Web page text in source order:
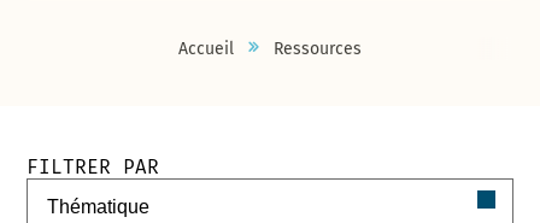
Accueil Ressources
Filtres de recherche des documents
FILTRER PAR
Filtrer par thématique